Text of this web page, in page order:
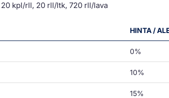
20 kpl/rll, 20 rll/ltk, 720 rll/lava
HINTA /
0%
10%
15%